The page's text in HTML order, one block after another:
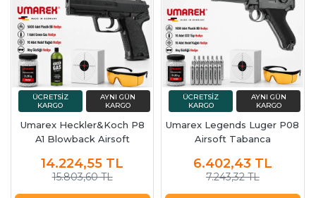
Umarex Heckler&Koch P8
A1 Blowback Airsoft
14.224,55 TL
15.803,60 TL
Umarex Legends Luger P08
Airsoft Tabanca
6.402,43 TL
7.243,32 TL